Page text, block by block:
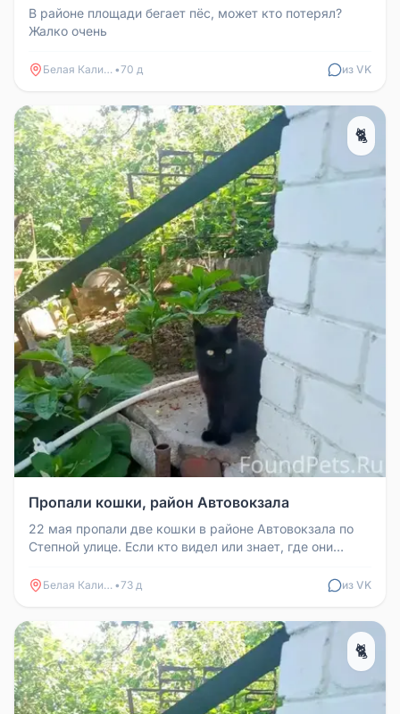
В районе площади бегает пёс, может кто потерял?
Жалко очень
Белая Калитва •70 д из VK
🐈
Пропали кошки, район Автовокзала
22 мая пропали две кошки в районе Автовокзала по
Степной улице. Если кто видел или знает, где они
Белая Калитва •73 д из VK
🐈